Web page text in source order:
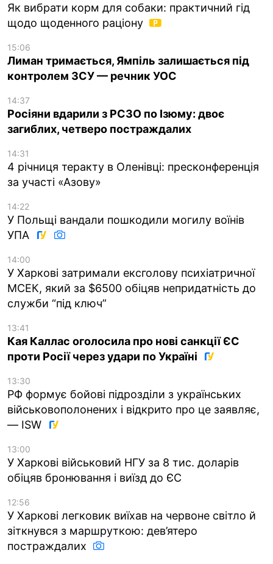
Як вибрати корм для собаки: практичний гід
щодо щоденного раціону
15:06
Лиман тримається, Ямпіль залишається під
контролем ЗСУ — речник УОС
14:37
Росіяни вдарили з РСЗО по Ізюму: двоє
загиблих, четверо постраждалих
14:31
4 річниця теракту в Оленівці: пресконференція
за участі «Азову»
14:22
У Польщі вандали пошкодили могилу воїнів
УПА
14:00
У Харкові затримали ексголову психіатричної
МСЕК, який за $6500 обіцяв непридатність до
служби “під ключ”
13:41
Кая Каллас оголосила про нові санкції ЄС
проти Росії через удари по Україні
13:30
РФ формує бойові підрозділи з українських
військовополонених і відкрито про це заявляє,
— ISW
13:00
У Харкові військовий НГУ за 8 тис. доларів
обіцяв бронювання і виїзд до ЄС
12:56
У Харкові легковик виїхав на червоне світло й
зіткнувся з маршруткою: дев’ятеро
постраждалих